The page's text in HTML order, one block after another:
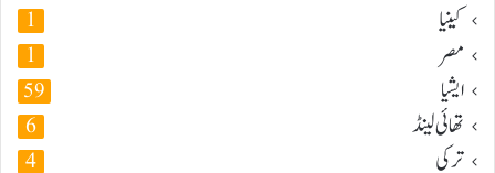
کینیا 1
مصر 1
ایشیا 59
تھائی لینڈ 6
ترکی 4